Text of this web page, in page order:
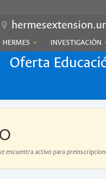
HERMES INVESTIGACIÓN
Oferta
encuentra activo para